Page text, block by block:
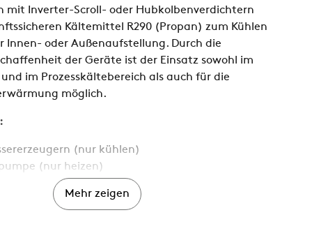
mit Inverter-Scroll- oder Hubkolbenverdichtern
Kältemittel R290 (Propan) zum Kühlen
Innen- oder Außenaufstellung. Durch die
der Geräte ist der Einsatz sowohl im
im Prozesskältebereich als auch für die
möglich.
(nur kühlen)
(nur heizen)
Wärmepumpe (kältemittelseitig umschaltbar)
Wärmepumpe (wasserseitig umschaltbar)
Mehr zeigen